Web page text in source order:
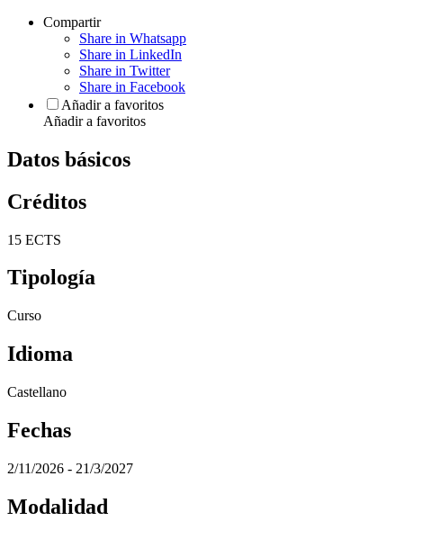
Compartir
Share in Whatsapp
Share in LinkedIn
Share in Twitter
Share in Facebook
Añadir a favoritos
Añadir a favoritos
Datos básicos
Créditos
15 ECTS
Tipología
Curso
Idioma
Castellano
Fechas
2/11/2026 - 21/3/2027
Modalidad